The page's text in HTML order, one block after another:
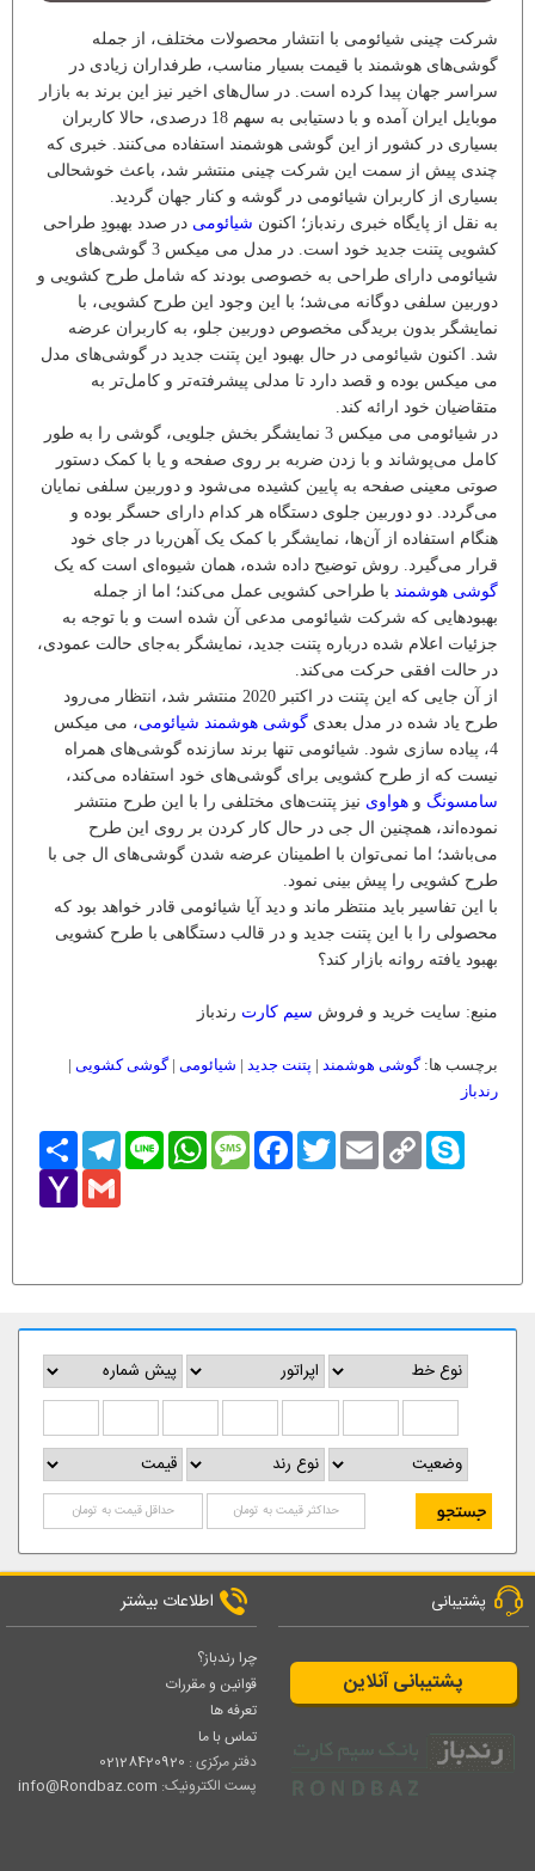
شرکت چینی شیائومی با انتشار محصولات مختلف، از جمله
گوشی‌های هوشمند با قیمت بسیار مناسب، طرفداران زیادی در
سراسر جهان پیدا کرده است. در سال‌های اخیر نیز این برند به بازار
موبایل ایران آمده و با دستیابی به سهم 18 درصدی، حالا کاربران
بسیاری در کشور از این گوشی هوشمند استفاده می‌کنند. خبری که
چندی پیش از سمت این شرکت چینی منتشر شد، باعث خوشحالی
بسیاری از کاربران شیائومی در گوشه‌ و کنار جهان گردید.
به نقل از پایگاه خبری رندباز؛ اکنون شیائومی در صدد بهبودِ طراحی
کشویی پتنت جدید خود است. در مدل می میکس 3 گوشی‌های
شیائومی دارای طراحی به خصوصی بودند که شامل طرح کشویی و
دوربین سلفی دوگانه می‌شد؛ با این وجود این طرح کشویی، با
نمایشگر بدون بریدگی مخصوص دوربین جلو، به کاربران عرضه
شد. اکنون شیائومی در حال بهبود این پتنت جدید در گوشی‌های مدل
می میکس بوده و قصد دارد تا مدلی پیشرفته‌تر و کامل‌تر به
متقاضیان خود ارائه کند.
در شیائومی می میکس 3 نمایشگر بخش جلویی، گوشی را به طور
کامل می‌پوشاند و با زدن ضربه بر روی صفحه و یا با کمک دستور
صوتی معینی صفحه به پایین کشیده می‌شود و دوربین سلفی نمایان
می‌گردد. دو دوربین جلوی دستگاه هر کدام دارای حسگر بوده و
هنگام استفاده از آن‌ها، نمایشگر با کمک یک آهن‌ربا در جای خود
قرار می‌گیرد. روش توضیح داده شده، همان شیوه‌ای است که یک
گوشی هوشمند با طراحی کشویی عمل می‌کند؛ اما از جمله
بهبودهایی که شرکت شیائومی مدعی آن شده است و با توجه به
جزئیات اعلام شده درباره پتنت جدید، نمایشگر به‌جای حالت عمودی،
در حالت افقی حرکت می‌کند.
از آن جایی که این پتنت در اکتبر 2020 منتشر شد، انتظار می‌رود
طرح یاد شده در مدل بعدی گوشی‌ هوشمند شیائومی، می میکس
4، پیاده سازی شود. شیائومی تنها برند سازنده گوشی‌های همراه
نیست که از طرح کشویی برای گوشی‌های خود استفاده می‌کند،
سامسونگ و هواوی نیز پتنت‌های مختلفی را با این طرح منتشر
نموده‌اند، همچنین ال جی در حال کار کردن بر روی این طرح
می‌باشد؛ اما نمی‌توان با اطمینان عرضه شدن گوشی‌های ال جی با
طرح کشویی را پیش بینی نمود.
با این تفاسیر باید منتظر ماند و دید آیا شیائومی قادر خواهد بود که
محصولی را با این پتنت جدید و در قالب دستگاهی با طرح کشویی
بهبود یافته روانه بازار کند؟
منبع: سایت خرید و فروش سیم کارت رندباز
برچسب ها:گوشی هوشمند | پتنت جدید | شیائومی |گوشی کشویی |
رندباز
اشتراکTelegram Line
WhatsAppMessageFacebookTwitter Email
Copy
Link
Skype
Yahoo
Mail
Gmail
پشتیبانی
پشتیبانی آنلاین
اطلاعات بیشتر
چرا رندباز؟
قوانین و مقررات
تعرفه ها
تماس با ما
دفتر مرکزی : 02128420920
پست الکترونیک: info@Rondbaz.com